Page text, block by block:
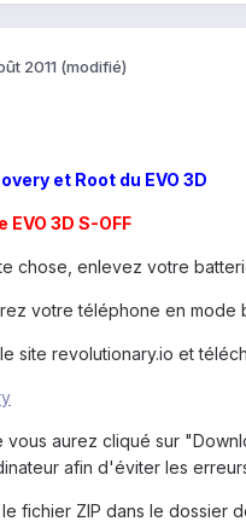
2011 (modifié)
et Root du EVO 3D
EVO 3D S-OFF
chose, enlevez votre
votre téléphone en
site revolutionary.io et
vous aurez cliqué sur
afin d'éviter les
fichier ZIP dans le dossier